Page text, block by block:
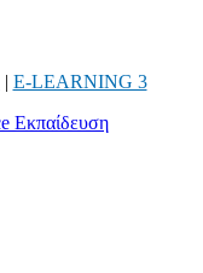
| E-LEARNING 3